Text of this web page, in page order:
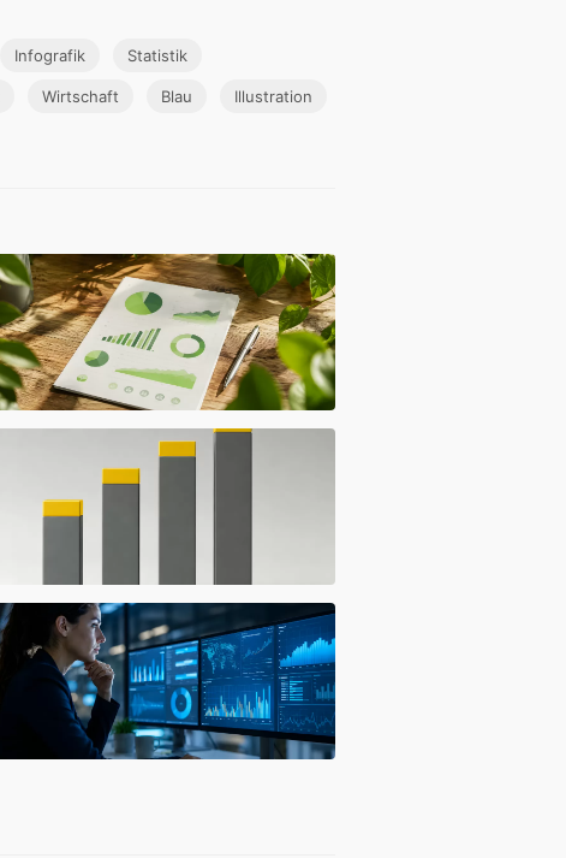
Infografik Statistik
Wirtschaft Blau Illustration